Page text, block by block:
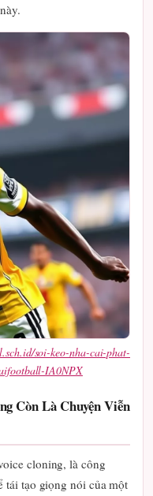
soi-keo-nha-cai-phat-
IA0NPX
Còn Là Chuyện Viễn
cloning, là công
tái tạo giọng nói của một